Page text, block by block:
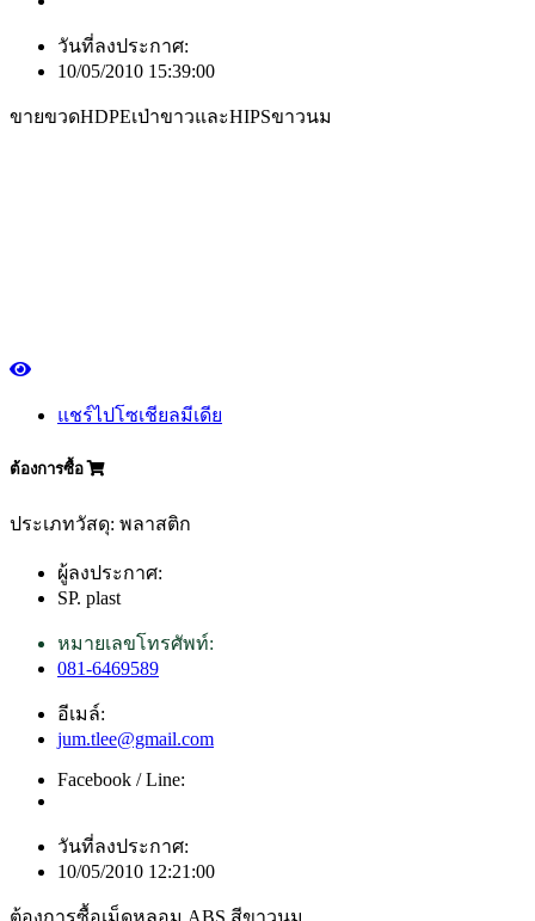
วันที่ลงประกาศ:
10/05/2010 15:39:00
ขายขวดHDPEเป่าขาวและHIPSขาวนม
แชร์ไปโซเชียลมีเดีย
ต้องการซื้อ
ประเภทวัสดุ: พลาสติก
ผู้ลงประกาศ:
SP. plast
หมายเลขโทรศัพท์:
081-6469589
อีเมล์:
jum.tlee@gmail.com
Facebook / Line:
วันที่ลงประกาศ:
10/05/2010 12:21:00
ต้องการซื้อเม็ดหลอม ABS สีขาวนม